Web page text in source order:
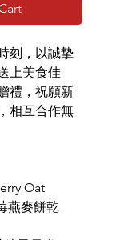
刻，以誠摯
上美食佳
禮，祝願新
相互合作無
Oat
燕麥餅乾